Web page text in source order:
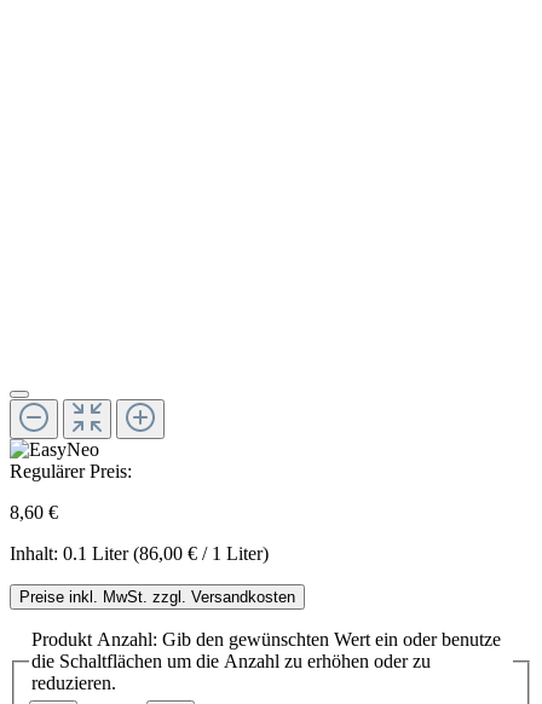
Regulärer Preis:
8,60 €
Inhalt: 0.1 Liter(86,00 € / 1 Liter)
Preise inkl. MwSt. zzgl. Versandkosten
Produkt Anzahl: Gib den gewünschten Wert ein oder benutze
die Schaltflächen um die Anzahl zu erhöhen oder zu
reduzieren.